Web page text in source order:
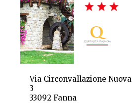
Via Circonvallazione Nuova
3
33092 Fanna